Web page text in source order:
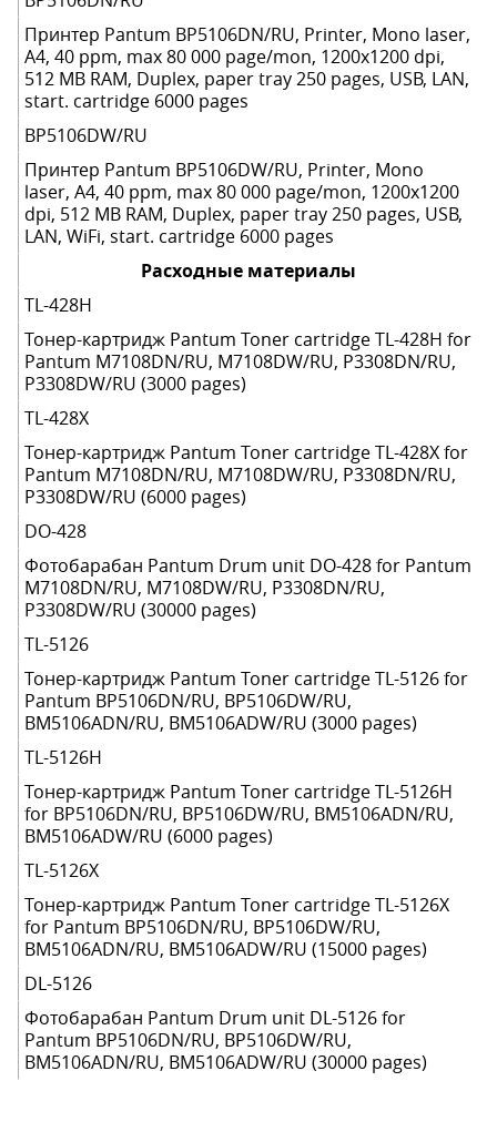
Принтер Pantum BP5106DN/RU, Printer, Mono laser,
A4, 40 ppm, max 80 000 page/mon, 1200x1200 dpi,
512 MB RAM, Duplex, paper tray 250 pages, USB, LAN,
start. cartridge 6000 pages
BP5106DW/RU
Принтер Pantum BP5106DW/RU, Printer, Mono
laser, A4, 40 ppm, max 80 000 page/mon, 1200x1200
dpi, 512 MB RAM, Duplex, paper tray 250 pages, USB,
LAN, WiFi, start. cartridge 6000 pages
Расходные материалы
TL-428H
Тонер-картридж Pantum Toner cartridge TL-428H for
Pantum M7108DN/RU, M7108DW/RU, P3308DN/RU,
P3308DW/RU (3000 pages)
TL-428X
Тонер-картридж Pantum Toner cartridge TL-428X for
Pantum M7108DN/RU, M7108DW/RU, P3308DN/RU,
P3308DW/RU (6000 pages)
DO-428
Фотобарабан Pantum Drum unit DO-428 for Pantum
M7108DN/RU, M7108DW/RU, P3308DN/RU,
P3308DW/RU (30000 pages)
TL-5126
Тонер-картридж Pantum Toner cartridge TL-5126 for
Pantum BP5106DN/RU, BP5106DW/RU,
BM5106ADN/RU, BM5106ADW/RU (3000 pages)
TL-5126H
Тонер-картридж Pantum Toner cartridge TL-5126H
for BP5106DN/RU, BP5106DW/RU, BM5106ADN/RU,
BM5106ADW/RU (6000 pages)
TL-5126X
Тонер-картридж Pantum Toner cartridge TL-5126X
for Pantum BP5106DN/RU, BP5106DW/RU,
BM5106ADN/RU, BM5106ADW/RU (15000 pages)
DL-5126
Фотобарабан Pantum Drum unit DL-5126 for
Pantum BP5106DN/RU, BP5106DW/RU,
BM5106ADN/RU, BM5106ADW/RU (30000 pages)